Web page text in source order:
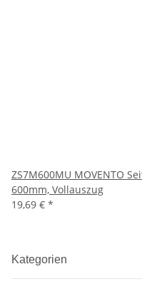
ZS7M600MU MOVENTO
600mm, Vollauszug
19,69 € *
Kategorien